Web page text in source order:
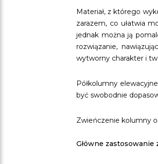
Materiał, z którego
zarazem, co ułatwia
jednak można ją
rozwiązanie,
wytworny charakter i
Półkolumny
być swobodnie
Zwieńczenie kolumny
Główne zastosowanie